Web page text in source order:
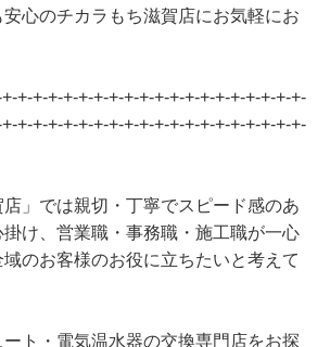
心のチカラもち滋賀店にお気軽にお
+-+-+-+-+-+-+-+-+-+-+-+-+-+-+-+-+-+-+-
+-+-+-+-+-+-+-+-+-+-+-+-+-+-+-+-+-+-+-
店」では親切・丁寧でスピード感のあ
け、営業職・事務職・施工職が一心
のお客様のお役に立ちたいと考えて
ト・電気温水器の交換専門店をお探